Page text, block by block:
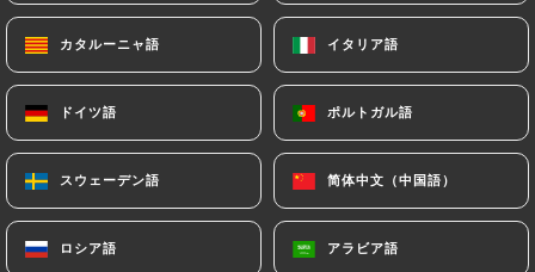
カタルーニャ語 イタリア語
ドイツ語 ポルトガル語
スウェーデン語 简体中文（中国語）
ロシア語 アラビア語
ギャラリー
カタルーニャ語 イタリア語
ドイツ語 ポルトガル語
スウェーデン語 简体中文（中国語）
ロシア語 アラビア語